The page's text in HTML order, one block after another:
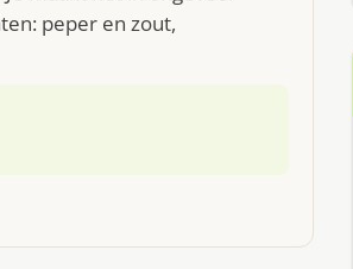
peper en zout,